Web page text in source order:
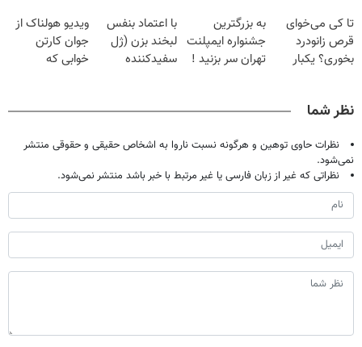
میلیون تومان!!!
خانگی
صحبت کنید)
تا کی می‌خوای
قرص زانودرد
بخوری؟ یکبار
به بزرگترین
جشنواره ایمپلنت
تهران سر بزنید !
با اعتماد بنفس
لبخند بزن (ژل
سفیدکننده
ویدیو هولناک از
جوان کارتن
خوابی که
نظر شما
نظرات حاوی توهین و هرگونه نسبت ناروا به اشخاص حقیقی و حقوقی منتشر
نمی‌شود.
نظراتی که غیر از زبان فارسی یا غیر مرتبط با خبر باشد منتشر نمی‌شود.